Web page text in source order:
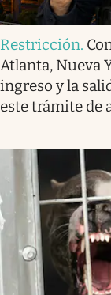
Restricción.
Atlanta, Nueva
ingreso y la
este trámite de